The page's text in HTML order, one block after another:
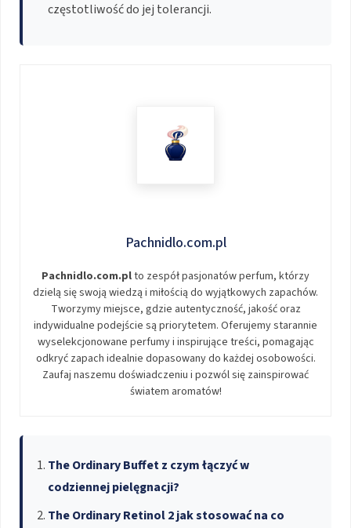
częstotliwość do jej tolerancji.
Pachnidlo.com.pl
Pachnidlo.com.plto zespół pasjonatów perfum, którzy
dzielą się swoją wiedzą i miłością do wyjątkowych zapachów.
Tworzymy miejsce, gdzie autentyczność, jakość oraz
indywidualne podejście są priorytetem. Oferujemy starannie
wyselekcjonowane perfumy i inspirujące treści, pomagając
odkryć zapach idealnie dopasowany do każdej osobowości.
Zaufaj naszemu doświadczeniu i pozwól się zainspirować
światem aromatów!
The Ordinary Buffet z czym łączyć w
codziennej pielęgnacji?
The Ordinary Retinol 2 jak stosować na co